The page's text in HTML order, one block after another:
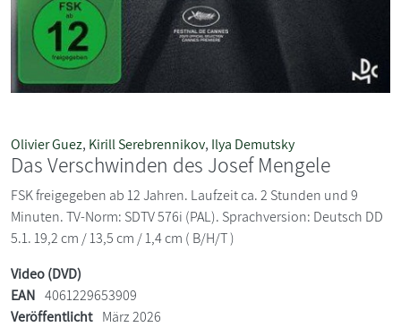
Olivier Guez, Kirill Serebrennikov, Ilya Demutsky
Das Verschwinden des Josef Mengele
FSK freigegeben ab 12 Jahren. Laufzeit ca. 2 Stunden und 9
Minuten. TV-Norm: SDTV 576i (PAL). Sprachversion: Deutsch DD
5.1. 19,2 cm / 13,5 cm / 1,4 cm ( B/H/T )
Video (DVD)
EAN 4061229653909
Veröffentlicht März 2026